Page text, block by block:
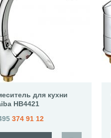
для кухни
HB4421
374 91 12